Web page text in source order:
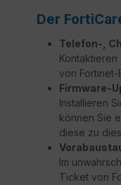
Der
Telefon-,
von
Firmware-
Installieren
können Sie
diese zu
Im
Ticket von